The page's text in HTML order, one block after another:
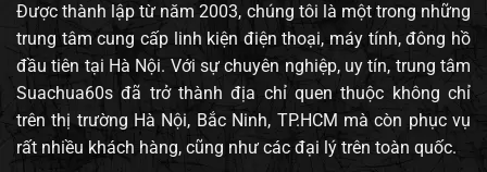
Được thành lập từ năm 2003, chúng tôi là một trong những
trung tâm cung cấp linh kiện điện thoại, máy tính, đông hồ
đầu tiên tại Hà Nội. Với sự chuyên nghiệp, uy tín, trung tâm
Suachua60s đã trở thành địa chỉ quen thuộc không chỉ
trên thị trường Hà Nội, Bắc Ninh, TP.HCM mà còn phục vụ
rất nhiều khách hàng, cũng như các đại lý trên toàn quốc.